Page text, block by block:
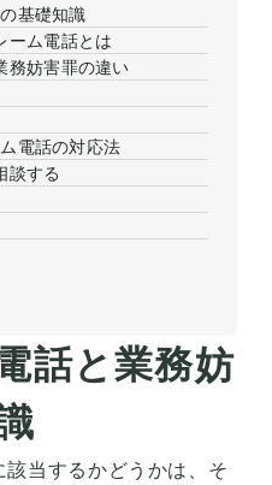
基礎知識
ーム電話とは
務妨害罪の違い
電話の対応法
談する
話と業務妨
当するかどうかは、そ